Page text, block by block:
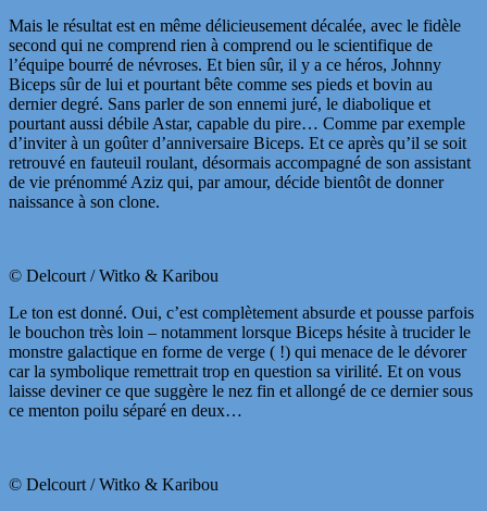
Mais le résultat est en même délicieusement décalée, avec le fidèle
second qui ne comprend rien à comprend ou le scientifique de
l’équipe bourré de névroses. Et bien sûr, il y a ce héros, Johnny
Biceps sûr de lui et pourtant bête comme ses pieds et bovin au
dernier degré. Sans parler de son ennemi juré, le diabolique et
pourtant aussi débile Astar, capable du pire… Comme par exemple
d’inviter à un goûter d’anniversaire Biceps. Et ce après qu’il se soit
retrouvé en fauteuil roulant, désormais accompagné de son assistant
de vie prénommé Aziz qui, par amour, décide bientôt de donner
naissance à son clone.
© Delcourt / Witko & Karibou
Le ton est donné. Oui, c’est complètement absurde et pousse parfois
le bouchon très loin – notamment lorsque Biceps hésite à trucider le
monstre galactique en forme de verge ( !) qui menace de le dévorer
car la symbolique remettrait trop en question sa virilité. Et on vous
laisse deviner ce que suggère le nez fin et allongé de ce dernier sous
ce menton poilu séparé en deux…
© Delcourt / Witko & Karibou